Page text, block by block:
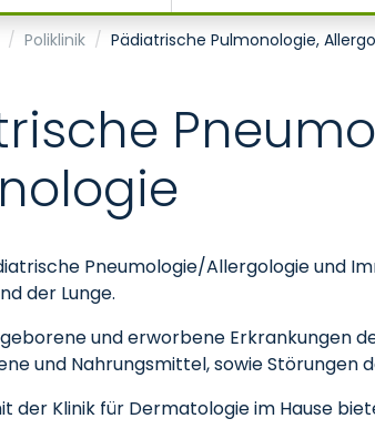
Jugendmedizin
Poliklinik Pädiatrische Pulmonologie,
Pneumologie/Allergologie und
der Lunge.
und erworbene Erkrankungen
und Nahrungsmittel, sowie Störungen
der Klinik für Dermatologie im Hause